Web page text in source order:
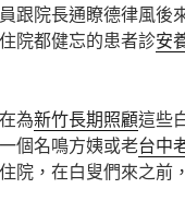
院長通瞭德律風後
院都健忘的患者診安
為新竹長期照顧這些
個名鳴方姨或老台中
院，在白叟們來之前